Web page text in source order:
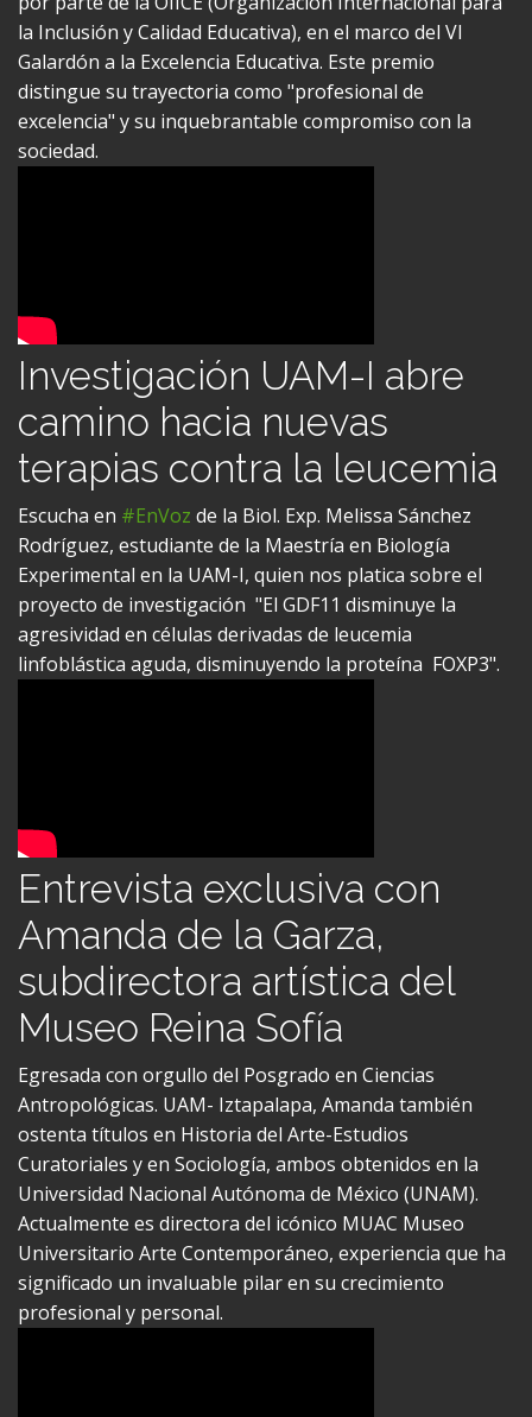
Galardón a la Excelencia Educativa. Este premio
distingue su trayectoria como "profesional de
excelencia" y su inquebrantable compromiso con la
sociedad.
Investigación UAM-I abre
camino hacia nuevas
terapias contra la leucemia
Escucha en#EnVozde la Biol. Exp. Melissa Sánchez
Rodríguez, estudiante de la Maestría en Biología
Experimental en la UAM-I, quien nos platica sobre el
proyecto de investigación "El GDF11 disminuye la
agresividad en células derivadas de leucemia
linfoblástica aguda, disminuyendo la proteína FOXP3".
Entrevista exclusiva con
Amanda de la Garza,
subdirectora artística del
Museo Reina Sofía
Egresada con orgullo del Posgrado en Ciencias
Antropológicas. UAM- Iztapalapa, Amanda también
ostenta títulos en Historia del Arte-Estudios
Curatoriales y en Sociología, ambos obtenidos en la
Universidad Nacional Autónoma de México (UNAM).
Actualmente es directora del icónico MUAC Museo
Universitario Arte Contemporáneo, experiencia que ha
significado un invaluable pilar en su crecimiento
profesional y personal.